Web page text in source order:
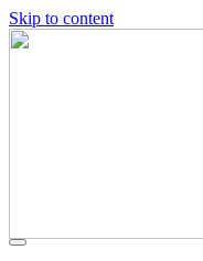
Skip to content